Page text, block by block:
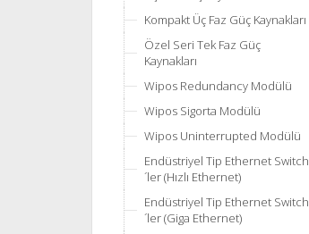
Kompakt Üç Faz Güç Kaynakları
Özel Seri Tek Faz Güç
Kaynakları
Wipos Redundancy Modülü
Wipos Sigorta Modülü
Wipos Uninterrupted Modülü
Endüstriyel Tip Ethernet Switch
´ler (Hızlı Ethernet)
Endüstriyel Tip Ethernet Switch
´ler (Giga Ethernet)